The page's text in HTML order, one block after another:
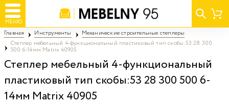
МЕНЮ
Главная Инструменты
Механические строительные степлеры
Степлер мебельный 4-функциональный пластиковый тип скобы:53 28 300
500 6-14мм Matrix 40905
Степлер мебельный 4-функциональный
пластиковый тип скобы:53 28 300 500 6-
14мм Matrix 40905